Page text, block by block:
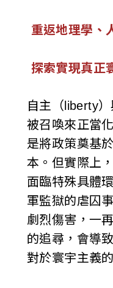
重返地理學、
探索實現真正
自主（liberty
被召喚來正當
是將政策奠基
本。但實際上
面臨特殊具體
軍監獄的虐囚
劇烈傷害，一
的追尋，會導
對於寰宇主義